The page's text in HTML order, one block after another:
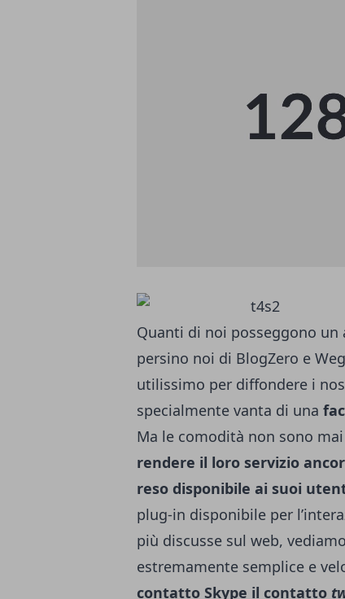
Quanti di noi posseggono un
persino noi di BlogZero e
utilissimo per diffondere i
specialmente vanta di una
Ma le comodità non sono
rendere il loro servizio
reso disponibile ai suoi
plug-in disponibile per
più discusse sul web,
estremamente semplice e
contatto Skype il contatto